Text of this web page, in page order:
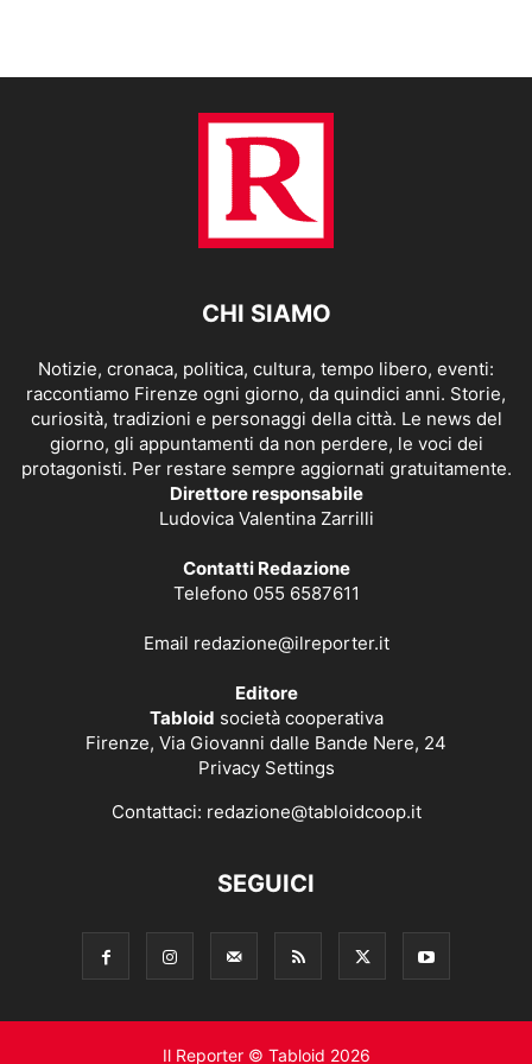
CHI SIAMO
Notizie, cronaca, politica, cultura, tempo libero, eventi:
raccontiamo Firenze ogni giorno, da quindici anni. Storie,
curiosità, tradizioni e personaggi della città. Le news del
giorno, gli appuntamenti da non perdere, le voci dei
protagonisti. Per restare sempre aggiornati gratuitamente.
Direttore responsabile
Ludovica Valentina Zarrilli
Contatti Redazione
Telefono 055 6587611
Email redazione@ilreporter.it
Editore
Tabloid società cooperativa
Firenze, Via Giovanni dalle Bande Nere, 24
Privacy Settings
Contattaci: redazione@tabloidcoop.it
SEGUICI
Il Reporter © Tabloid 2026